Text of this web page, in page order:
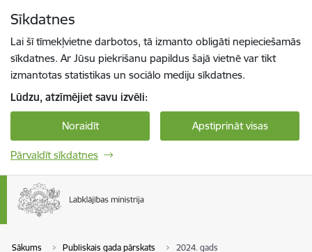
Sīkdatnes
Lai šī tīmekļvietne darbotos, tā izmanto obligāti nepieciešamās
sīkdatnes. Ar Jūsu piekrišanu papildus šajā vietnē var tikt
izmantotas statistikas un sociālo mediju sīkdatnes.
Lūdzu, atzīmējiet savu izvēli:
Noraidīt Apstiprināt visas
Pārvaldīt sīkdatnes
Sākums Publiskais gada pārskats 2024. gads